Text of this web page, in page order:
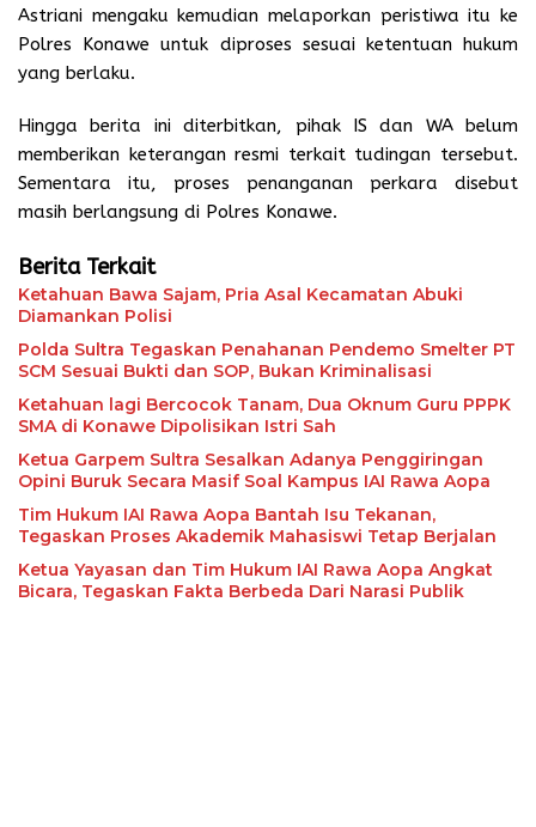
Astriani mengaku kemudian melaporkan peristiwa itu ke
Polres Konawe untuk diproses sesuai ketentuan hukum
yang berlaku.
Hingga berita ini diterbitkan, pihak IS dan WA belum
memberikan keterangan resmi terkait tudingan tersebut.
Sementara itu, proses penanganan perkara disebut
masih berlangsung di Polres Konawe.
Berita Terkait
Ketahuan Bawa Sajam, Pria Asal Kecamatan Abuki
Diamankan Polisi
Polda Sultra Tegaskan Penahanan Pendemo Smelter PT
SCM Sesuai Bukti dan SOP, Bukan Kriminalisasi
Ketahuan lagi Bercocok Tanam, Dua Oknum Guru PPPK
SMA di Konawe Dipolisikan Istri Sah
Ketua Garpem Sultra Sesalkan Adanya Penggiringan
Opini Buruk Secara Masif Soal Kampus IAI Rawa Aopa
Tim Hukum IAI Rawa Aopa Bantah Isu Tekanan,
Tegaskan Proses Akademik Mahasiswi Tetap Berjalan
Ketua Yayasan dan Tim Hukum IAI Rawa Aopa Angkat
Bicara, Tegaskan Fakta Berbeda Dari Narasi Publik